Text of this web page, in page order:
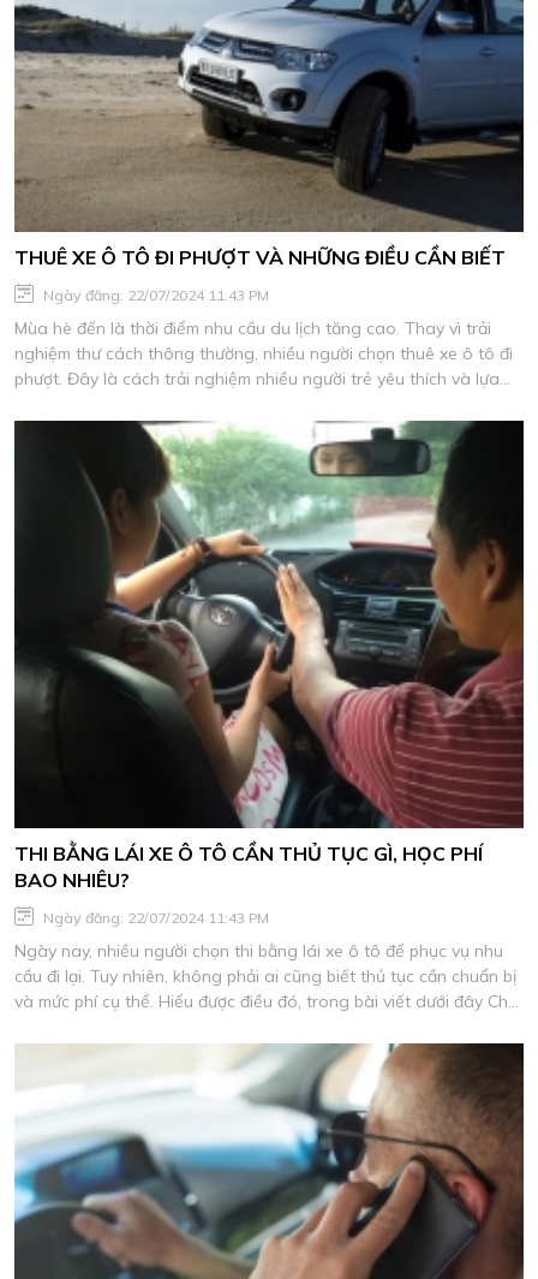
THUÊ XE Ô TÔ ĐI PHƯỢT VÀ NHỮNG ĐIỀU CẦN BIẾT
Ngày đăng: 22/07/2024 11:43 PM
Mùa hè đến là thời điểm nhu cầu du lịch tăng cao. Thay vì trải
nghiệm thư cách thông thường, nhiều người chọn thuê xe ô tô đi
phượt. Đây là cách trải nghiệm nhiều người trẻ yêu thích và lựa
đây sẽ giúp bạn có thêm kinh nghiệm khi thuê xe và có chuyến đi
THI BẰNG LÁI XE Ô TÔ CẦN THỦ TỤC GÌ, HỌC PHÍ
BAO NHIÊU?
Ngày đăng: 22/07/2024 11:43 PM
Ngày nay, nhiều người chọn thi bằng lái xe ô tô để phục vụ nhu
cầu đi lại. Tuy nhiên, không phải ai cũng biết thủ tục cần chuẩn bị
và mức phí cụ thể. Hiểu được điều đó, trong bài viết dưới đây Cho